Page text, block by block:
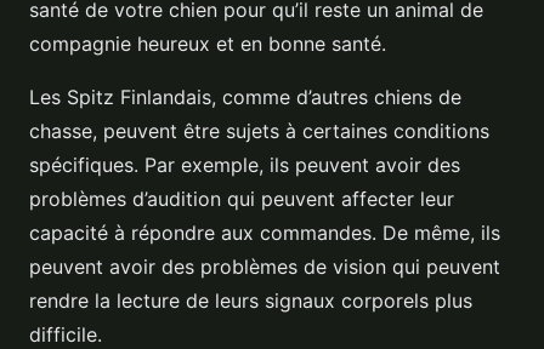
santé de votre chien pour qu’il reste un animal de
compagnie heureux et en bonne santé.
Les Spitz Finlandais, comme d’autres chiens de
chasse, peuvent être sujets à certaines conditions
spécifiques. Par exemple, ils peuvent avoir des
problèmes d’audition qui peuvent affecter leur
capacité à répondre aux commandes. De même, ils
peuvent avoir des problèmes de vision qui peuvent
rendre la lecture de leurs signaux corporels plus
difficile.